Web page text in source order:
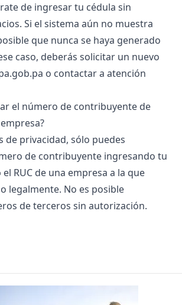
de ingresar tu cédula sin
Si el sistema aún no muestra
que nunca se haya generado
caso, deberás solicitar un nuevo
o contactar a atención
el número de contribuyente de
de privacidad, sólo puedes
de contribuyente ingresando tu
RUC de una empresa a la que
legalmente. No es posible
de terceros sin autorización.